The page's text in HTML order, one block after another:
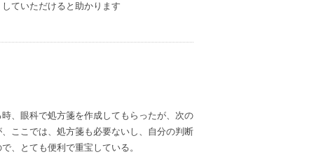
ていただけると助かります
、眼科で処方箋を作成してもらったが、次の
ここでは、処方箋も必要ないし、自分の判断
、とても便利で重宝している。